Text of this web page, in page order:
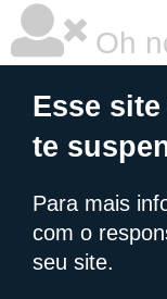
Oh
Esse
te
Para mais
com o
seu site.